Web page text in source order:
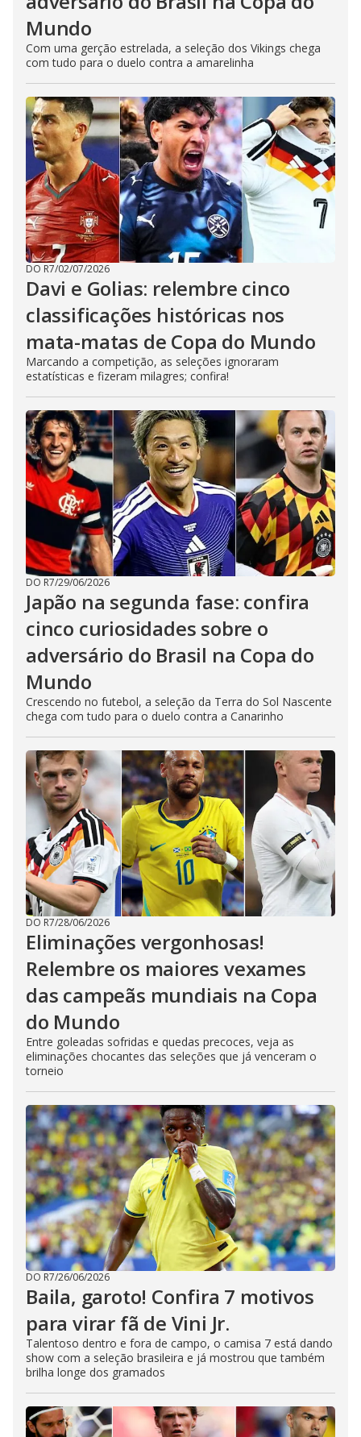
Mundo
Com uma gerção estrelada, a seleção dos Vikings chega
com tudo para o duelo contra a amarelinha
DO R7/02/07/2026
Davi e Golias: relembre cinco
classificações históricas nos
mata-matas de Copa do Mundo
Marcando a competição, as seleções ignoraram
estatísticas e fizeram milagres; confira!
DO R7/29/06/2026
Japão na segunda fase: confira
cinco curiosidades sobre o
adversário do Brasil na Copa do
Mundo
Crescendo no futebol, a seleção da Terra do Sol Nascente
chega com tudo para o duelo contra a Canarinho
DO R7/28/06/2026
Eliminações vergonhosas!
Relembre os maiores vexames
das campeãs mundiais na Copa
do Mundo
Entre goleadas sofridas e quedas precoces, veja as
eliminações chocantes das seleções que já venceram o
torneio
DO R7/26/06/2026
Baila, garoto! Confira 7 motivos
para virar fã de Vini Jr.
Talentoso dentro e fora de campo, o camisa 7 está dando
show com a seleção brasileira e já mostrou que também
brilha longe dos gramados